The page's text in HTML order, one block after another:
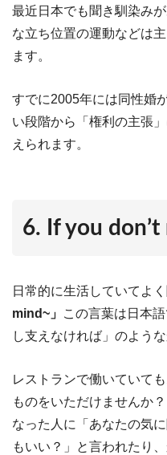
最近日本でも聞き馴染み
な立ち位置の運動などは
ます。
すでに2005年には同性婚
い段階から「権利の主張
えられます。
6. If you
日常的に生活していてよ
mind~」 この言葉は日本
し支えなければ」のよう
レストランで働いていて
ものをいただけませんか
なった人に「あなたの気
もいい？」と言われたり